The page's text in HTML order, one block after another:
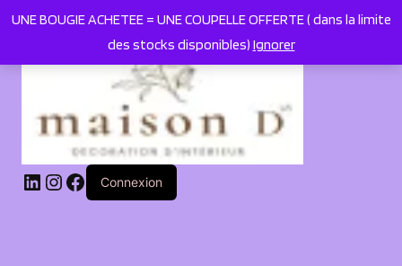
UNE BOUGIE ACHETEE = UNE COUPELLE OFFERTE ( dans la limite
des stocks disponibles) Ignorer
LinkedIn
Instagram
Facebook
Connexion